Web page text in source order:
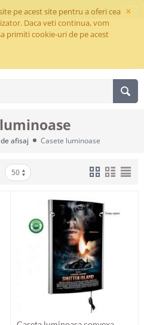
×
pe acest site pentru a oferi cea
Daca veti continua, vom
primiti cookie-uri de pe acest
afisaj Casete luminoase
50